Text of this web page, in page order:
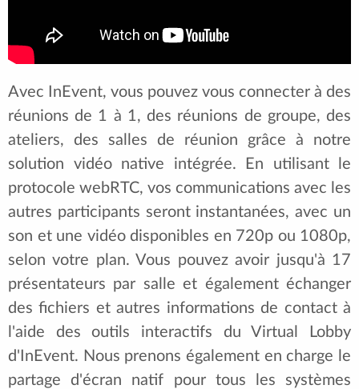
Avec InEvent, vous pouvez vous connecter à des
réunions de 1 à 1, des réunions de groupe, des
ateliers, des salles de réunion grâce à notre
solution vidéo native intégrée. En utilisant le
protocole webRTC, vos communications avec les
autres participants seront instantanées, avec un
son et une vidéo disponibles en 720p ou 1080p,
selon votre plan. Vous pouvez avoir jusqu'à 17
présentateurs par salle et également échanger
des fichiers et autres informations de contact à
l'aide des outils interactifs du Virtual Lobby
d'InEvent. Nous prenons également en charge le
partage d'écran natif pour tous les systèmes